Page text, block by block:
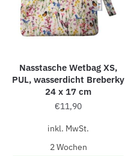
Nasstasche Wetbag XS,
PUL, wasserdicht Breberky
24 x 17 cm
€11,90
inkl. MwSt.
2 Wochen